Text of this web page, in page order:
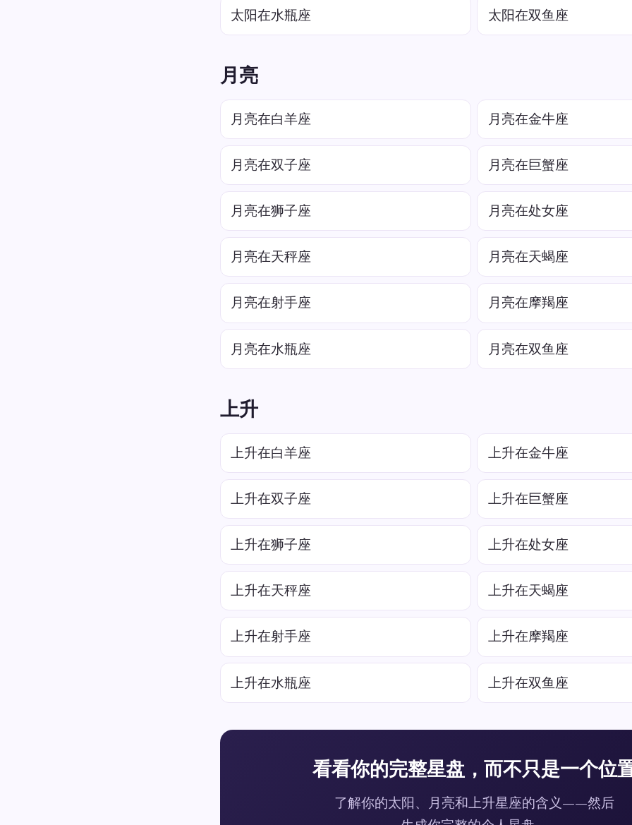
太阳在水瓶座 太阳在双鱼座
月亮
月亮在白羊座 月亮在金牛座
月亮在双子座 月亮在巨蟹座
月亮在狮子座 月亮在处女座
月亮在天秤座 月亮在天蝎座
月亮在射手座 月亮在摩羯座
月亮在水瓶座 月亮在双鱼座
上升
上升在白羊座 上升在金牛座
上升在双子座 上升在巨蟹座
上升在狮子座 上升在处女座
上升在天秤座 上升在天蝎座
上升在射手座 上升在摩羯座
上升在水瓶座 上升在双鱼座
看看你的完整星盘，而不只是一个位
了解你的太阳、月亮和上升星座的含义——然后